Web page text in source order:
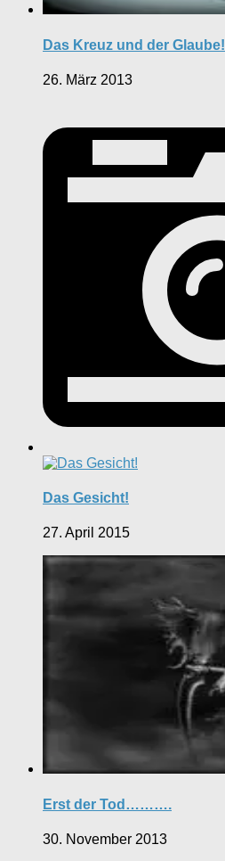
Das Kreuz und der Glaube!
26. März 2013
Das Gesicht!
27. April 2015
Erst der Tod……….
30. November 2013